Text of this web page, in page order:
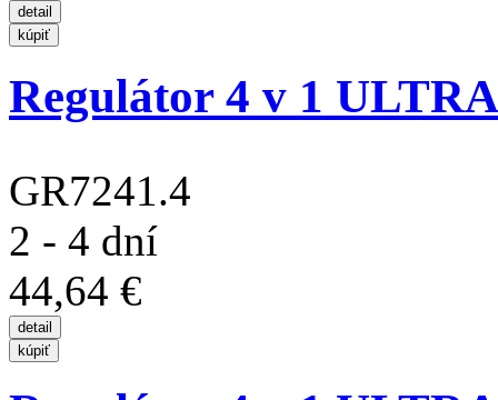
Regulátor 4 v 1
GR7241.4
2 - 4 dní
44,64 €